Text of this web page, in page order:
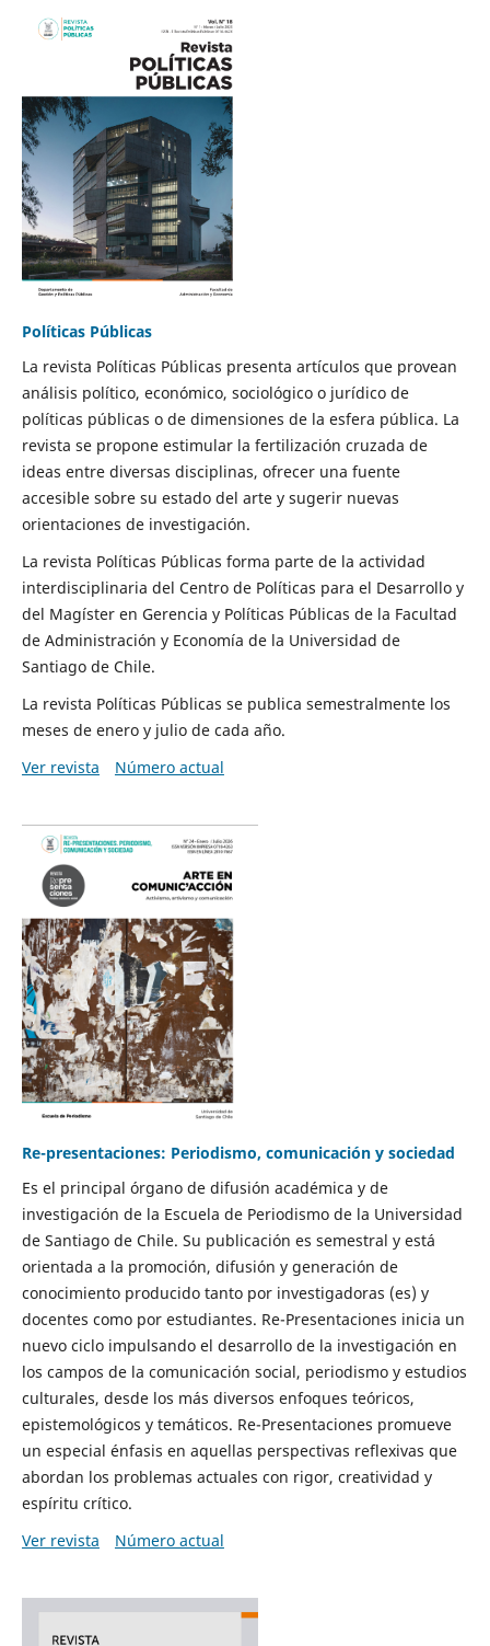
Políticas Públicas
La revista Políticas Públicas presenta artículos que provean
análisis político, económico, sociológico o jurídico de
políticas públicas o de dimensiones de la esfera pública. La
revista se propone estimular la fertilización cruzada de
ideas entre diversas disciplinas, ofrecer una fuente
accesible sobre su estado del arte y sugerir nuevas
orientaciones de investigación.
La revista Políticas Públicas forma parte de la actividad
interdisciplinaria del Centro de Políticas para el Desarrollo y
del Magíster en Gerencia y Políticas Públicas de la Facultad
de Administración y Economía de la Universidad de
Santiago de Chile.
La revista Políticas Públicas se publica semestralmente los
meses de enero y julio de cada año.
Ver revista
Número actual
Re-presentaciones: Periodismo, comunicación y sociedad
Es el principal órgano de difusión académica y de
investigación de la Escuela de Periodismo de la Universidad
de Santiago de Chile. Su publicación es semestral y está
orientada a la promoción, difusión y generación de
conocimiento producido tanto por investigadoras (es) y
docentes como por estudiantes. Re-Presentaciones inicia un
nuevo ciclo impulsando el desarrollo de la investigación en
los campos de la comunicación social, periodismo y estudios
culturales, desde los más diversos enfoques teóricos,
epistemológicos y temáticos. Re-Presentaciones promueve
un especial énfasis en aquellas perspectivas reflexivas que
abordan los problemas actuales con rigor, creatividad y
espíritu crítico.
Ver revista
Número actual